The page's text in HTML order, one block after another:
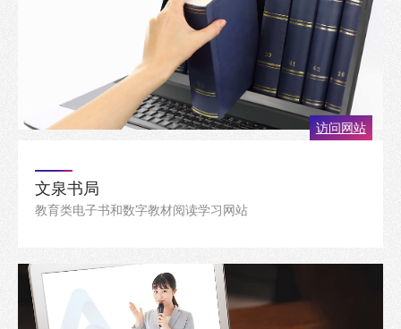
访问网站
文泉书局
教育类电子书和数字教材阅读学习网站